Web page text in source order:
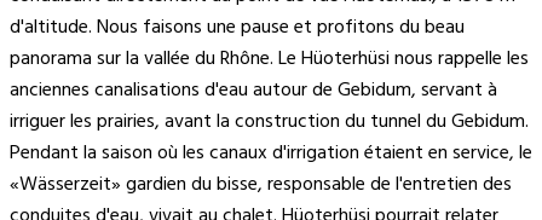
d'altitude. Nous faisons une pause et profitons du beau
panorama sur la vallée du Rhône. Le Hüoterhüsi nous rappelle les
anciennes canalisations d'eau autour de Gebidum, servant à
irriguer les prairies, avant la construction du tunnel du Gebidum.
Pendant la saison où les canaux d'irrigation étaient en service, le
«Wässerzeit» gardien du bisse, responsable de l'entretien des